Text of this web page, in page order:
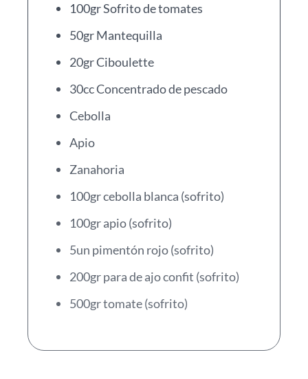
100gr Sofrito de tomates
50gr Mantequilla
20gr Ciboulette
30cc Concentrado de pescado
Cebolla
Apio
Zanahoria
100gr cebolla blanca (sofrito)
100gr apio (sofrito)
5un pimentón rojo (sofrito)
200gr para de ajo confit (sofrito)
500gr tomate (sofrito)